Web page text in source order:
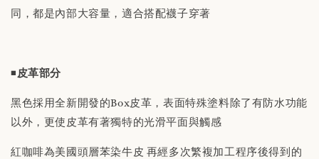
NT$ 190
同，都是內部大容量，適合搭配襪子穿著
◾️皮革部分
黑色採用全新開發的Box皮革，表面特殊塗料除了有防水功能
以外，更使皮革有著獨特的光滑平面與觸感
紅咖啡為美國頭層苯染牛皮 再經多次繁複加工程序後得到的